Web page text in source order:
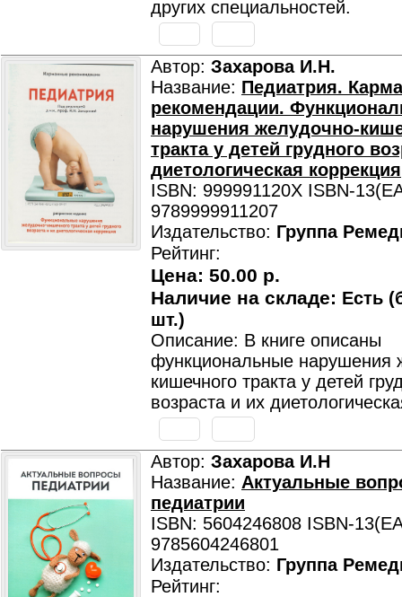
других специальностей.
Автор: Захарова И.Н.
Название: Педиатрия.
рекомендации.
нарушения желудочно-
тракта у детей грудного
диетологическая коррекция
ISBN: 999991120X ISBN-
9789999911207
Издательство: Группа
Рейтинг:
Цена: 50.00 р.
Наличие на складе: Есть
шт.)
Описание: В книге описаны
функциональные нарушения
кишечного тракта у детей
возраста и их
Автор: Захарова И.Н
Название: Актуальные
педиатрии
ISBN: 5604246808 ISBN-
9785604246801
Издательство: Группа
Рейтинг: